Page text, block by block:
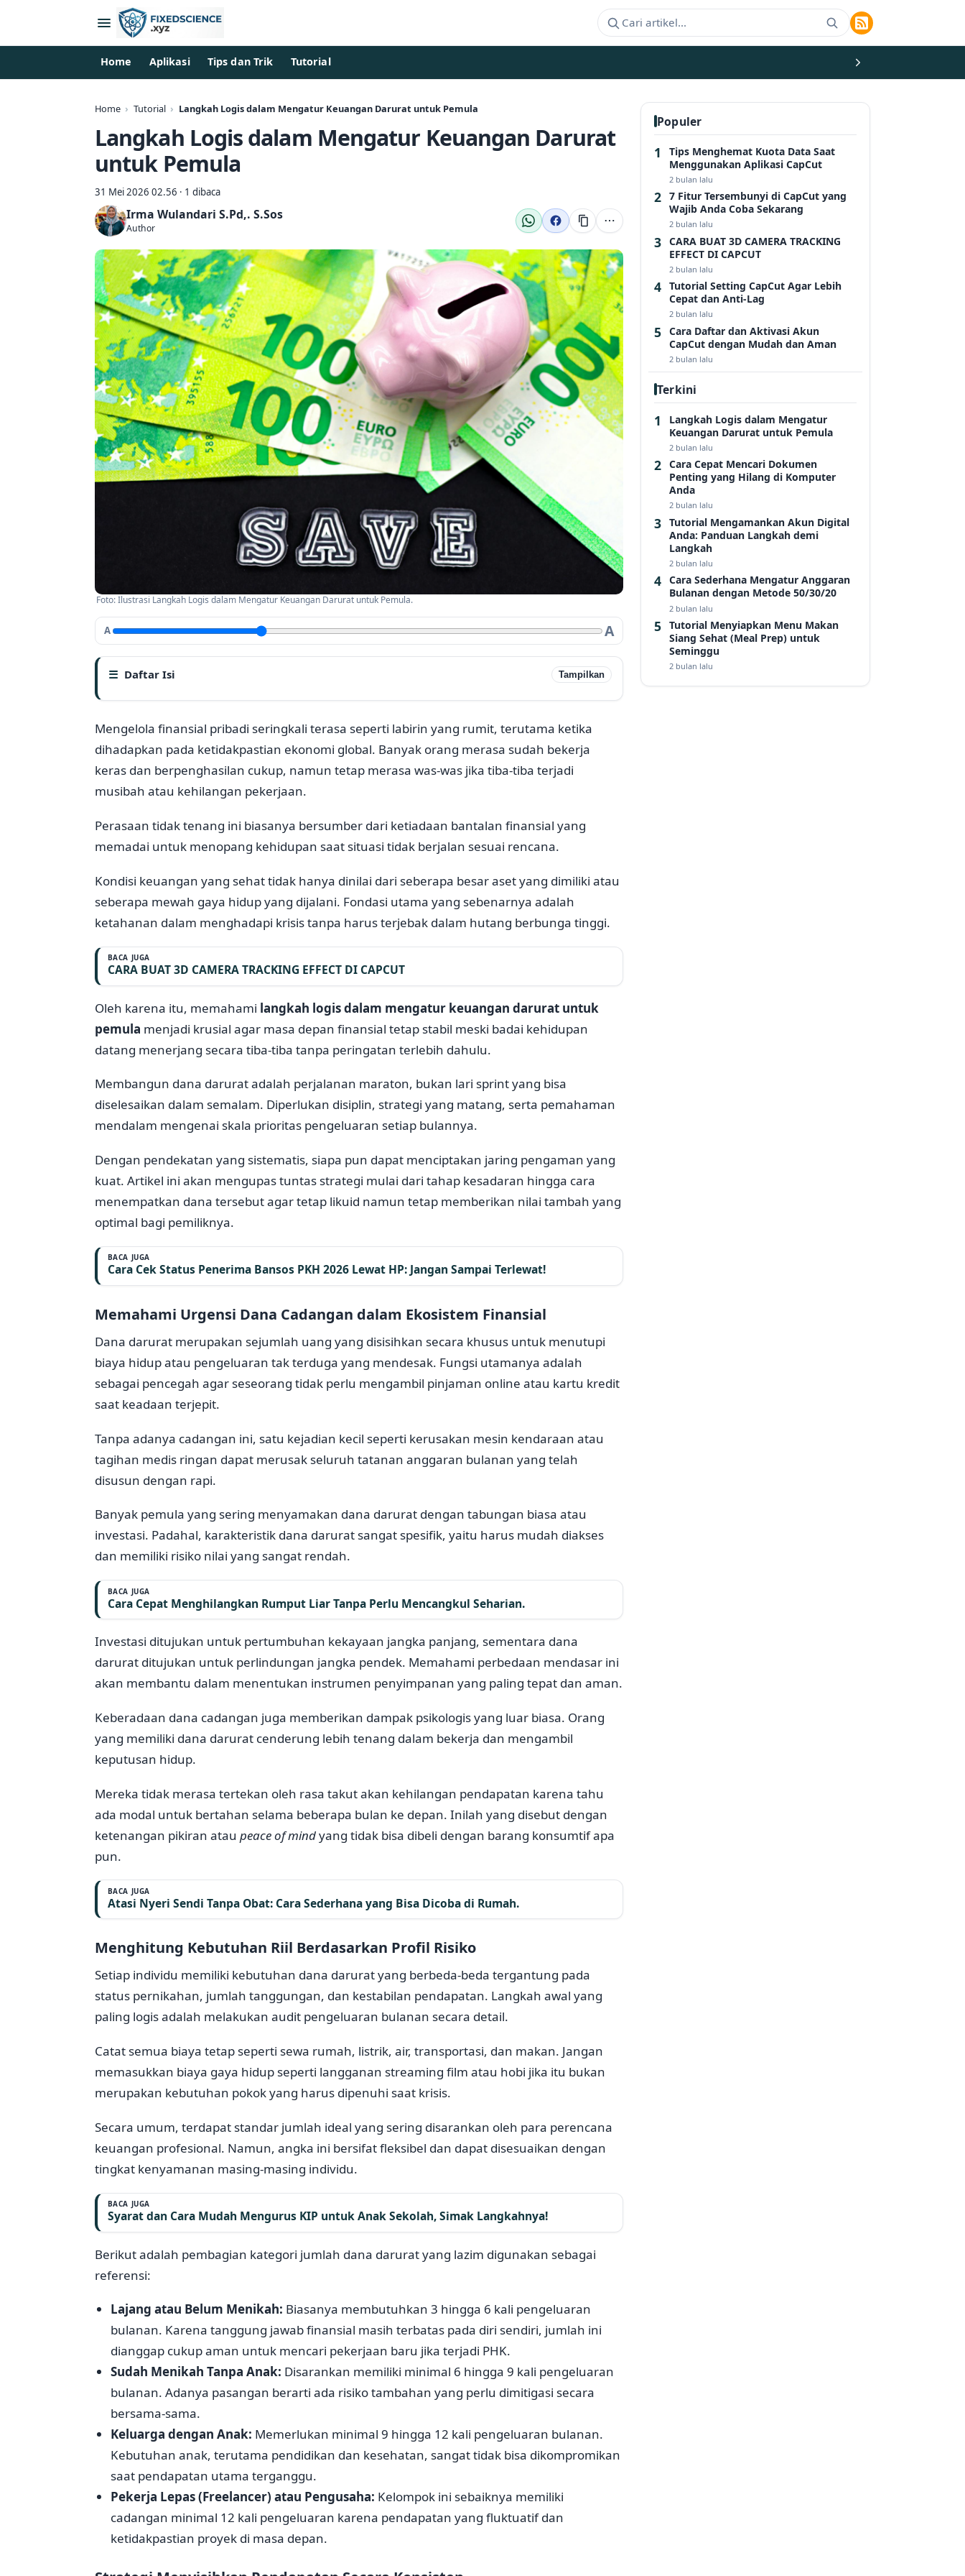
Home Aplikasi Tips dan Trik Tutorial
Home Tutorial Langkah Logis dalam Mengatur Keuangan Darurat untuk Pemula
Langkah Logis dalam Mengatur Keuangan Darurat
untuk Pemula
31 Mei 2026 02.56 · 1 dibaca
Irma Wulandari S.Pd,. S.Sos
Author
Foto: Ilustrasi Langkah Logis dalam Mengatur Keuangan Darurat untuk Pemula.
A A
Daftar Isi Tampilkan
Mengelola finansial pribadi seringkali terasa seperti labirin yang rumit, terutama ketika
dihadapkan pada ketidakpastian ekonomi global. Banyak orang merasa sudah bekerja
keras dan berpenghasilan cukup, namun tetap merasa was-was jika tiba-tiba terjadi
musibah atau kehilangan pekerjaan.
Perasaan tidak tenang ini biasanya bersumber dari ketiadaan bantalan finansial yang
memadai untuk menopang kehidupan saat situasi tidak berjalan sesuai rencana.
Kondisi keuangan yang sehat tidak hanya dinilai dari seberapa besar aset yang dimiliki atau
seberapa mewah gaya hidup yang dijalani. Fondasi utama yang sebenarnya adalah
ketahanan dalam menghadapi krisis tanpa harus terjebak dalam hutang berbunga tinggi.
BACA JUGA
CARA BUAT 3D CAMERA TRACKING EFFECT DI CAPCUT
Oleh karena itu, memahami langkah logis dalam mengatur keuangan darurat untuk
pemula menjadi krusial agar masa depan finansial tetap stabil meski badai kehidupan
datang menerjang secara tiba-tiba tanpa peringatan terlebih dahulu.
Membangun dana darurat adalah perjalanan maraton, bukan lari sprint yang bisa
diselesaikan dalam semalam. Diperlukan disiplin, strategi yang matang, serta pemahaman
mendalam mengenai skala prioritas pengeluaran setiap bulannya.
Dengan pendekatan yang sistematis, siapa pun dapat menciptakan jaring pengaman yang
kuat. Artikel ini akan mengupas tuntas strategi mulai dari tahap kesadaran hingga cara
menempatkan dana tersebut agar tetap likuid namun tetap memberikan nilai tambah yang
optimal bagi pemiliknya.
BACA JUGA
Cara Cek Status Penerima Bansos PKH 2026 Lewat HP: Jangan Sampai Terlewat!
Memahami Urgensi Dana Cadangan dalam Ekosistem Finansial
Dana darurat merupakan sejumlah uang yang disisihkan secara khusus untuk menutupi
biaya hidup atau pengeluaran tak terduga yang mendesak. Fungsi utamanya adalah
sebagai pencegah agar seseorang tidak perlu mengambil pinjaman online atau kartu kredit
saat keadaan terjepit.
Tanpa adanya cadangan ini, satu kejadian kecil seperti kerusakan mesin kendaraan atau
tagihan medis ringan dapat merusak seluruh tatanan anggaran bulanan yang telah
disusun dengan rapi.
Banyak pemula yang sering menyamakan dana darurat dengan tabungan biasa atau
investasi. Padahal, karakteristik dana darurat sangat spesifik, yaitu harus mudah diakses
dan memiliki risiko nilai yang sangat rendah.
BACA JUGA
Cara Cepat Menghilangkan Rumput Liar Tanpa Perlu Mencangkul Seharian.
Investasi ditujukan untuk pertumbuhan kekayaan jangka panjang, sementara dana
darurat ditujukan untuk perlindungan jangka pendek. Memahami perbedaan mendasar ini
akan membantu dalam menentukan instrumen penyimpanan yang paling tepat dan aman.
Keberadaan dana cadangan juga memberikan dampak psikologis yang luar biasa. Orang
yang memiliki dana darurat cenderung lebih tenang dalam bekerja dan mengambil
keputusan hidup.
Mereka tidak merasa tertekan oleh rasa takut akan kehilangan pendapatan karena tahu
ada modal untuk bertahan selama beberapa bulan ke depan. Inilah yang disebut dengan
ketenangan pikiran atau peace of mindyang tidak bisa dibeli dengan barang konsumtif apa
pun.
BACA JUGA
Atasi Nyeri Sendi Tanpa Obat: Cara Sederhana yang Bisa Dicoba di Rumah.
Menghitung Kebutuhan Riil Berdasarkan Profil Risiko
Setiap individu memiliki kebutuhan dana darurat yang berbeda-beda tergantung pada
status pernikahan, jumlah tanggungan, dan kestabilan pendapatan. Langkah awal yang
paling logis adalah melakukan audit pengeluaran bulanan secara detail.
Catat semua biaya tetap seperti sewa rumah, listrik, air, transportasi, dan makan. Jangan
memasukkan biaya gaya hidup seperti langganan streaming film atau hobi jika itu bukan
merupakan kebutuhan pokok yang harus dipenuhi saat krisis.
Secara umum, terdapat standar jumlah ideal yang sering disarankan oleh para perencana
keuangan profesional. Namun, angka ini bersifat fleksibel dan dapat disesuaikan dengan
tingkat kenyamanan masing-masing individu.
BACA JUGA
Syarat dan Cara Mudah Mengurus KIP untuk Anak Sekolah, Simak Langkahnya!
Berikut adalah pembagian kategori jumlah dana darurat yang lazim digunakan sebagai
referensi:
Lajang atau Belum Menikah: Biasanya membutuhkan 3 hingga 6 kali pengeluaran
bulanan. Karena tanggung jawab finansial masih terbatas pada diri sendiri, jumlah ini
dianggap cukup aman untuk mencari pekerjaan baru jika terjadi PHK.
Sudah Menikah Tanpa Anak: Disarankan memiliki minimal 6 hingga 9 kali pengeluaran
bulanan. Adanya pasangan berarti ada risiko tambahan yang perlu dimitigasi secara
bersama-sama.
Keluarga dengan Anak: Memerlukan minimal 9 hingga 12 kali pengeluaran bulanan.
Kebutuhan anak, terutama pendidikan dan kesehatan, sangat tidak bisa dikompromikan
saat pendapatan utama terganggu.
Pekerja Lepas (Freelancer) atau Pengusaha: Kelompok ini sebaiknya memiliki
cadangan minimal 12 kali pengeluaran karena pendapatan yang fluktuatif dan
ketidakpastian proyek di masa depan.
Populer
Tips Menghemat Kuota Data Saat
Menggunakan Aplikasi CapCut
2 bulan lalu
7 Fitur Tersembunyi di CapCut yang
Wajib Anda Coba Sekarang
2 bulan lalu
CARA BUAT 3D CAMERA TRACKING
EFFECT DI CAPCUT
2 bulan lalu
Tutorial Setting CapCut Agar Lebih
Cepat dan Anti-Lag
2 bulan lalu
Cara Daftar dan Aktivasi Akun
CapCut dengan Mudah dan Aman
2 bulan lalu
Terkini
Langkah Logis dalam Mengatur
Keuangan Darurat untuk Pemula
2 bulan lalu
Cara Cepat Mencari Dokumen
Penting yang Hilang di Komputer
Anda
2 bulan lalu
Tutorial Mengamankan Akun Digital
Anda: Panduan Langkah demi
Langkah
2 bulan lalu
Cara Sederhana Mengatur Anggaran
Bulanan dengan Metode 50/30/20
2 bulan lalu
Tutorial Menyiapkan Menu Makan
Siang Sehat (Meal Prep) untuk
Seminggu
2 bulan lalu